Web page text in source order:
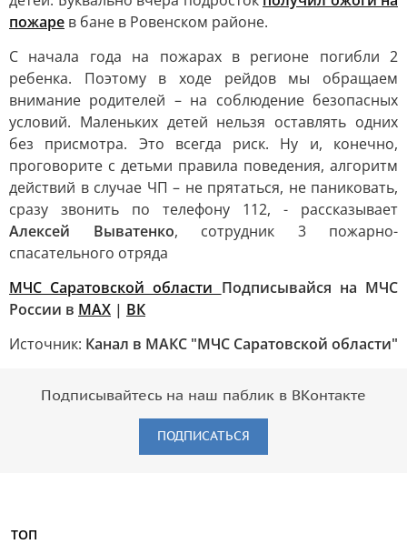
пожаре в бане в Ровенском районе.
С начала года на пожарах в регионе погибли 2
ребенка. Поэтому в ходе рейдов мы обращаем
внимание родителей – на соблюдение безопасных
условий. Маленьких детей нельзя оставлять одних
без присмотра. Это всегда риск. Ну и, конечно,
проговорите с детьми правила поведения, алгоритм
действий в случае ЧП – не прятаться, не паниковать,
сразу звонить по телефону 112, - рассказывает
Алексей Выватенко, сотрудник 3 пожарно-
спасательного отряда
МЧС Саратовской области Подписывайся на МЧС
России в МАХ | ВК
Источник: Канал в МАКС "МЧС Саратовской области"
Подписывайтесь на наш паблик в ВКонтакте
ПОДПИСАТЬСЯ
ТОП